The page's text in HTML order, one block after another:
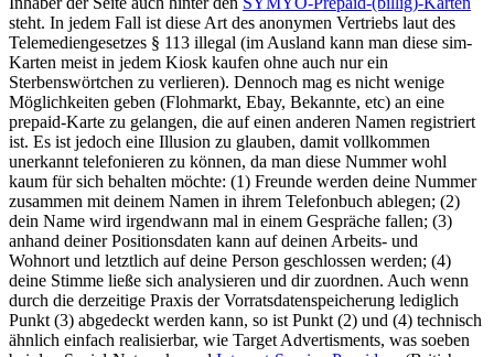
steht. In jedem Fall ist diese Art des anonymen Vertriebs laut des
Telemediengesetzes § 113 illegal (im Ausland kann man diese sim-
Karten meist in jedem Kiosk kaufen ohne auch nur ein
Sterbenswörtchen zu verlieren). Dennoch mag es nicht wenige
Möglichkeiten geben (Flohmarkt, Ebay, Bekannte, etc) an eine
prepaid-Karte zu gelangen, die auf einen anderen Namen registriert
ist. Es ist jedoch eine Illusion zu glauben, damit vollkommen
unerkannt telefonieren zu können, da man diese Nummer wohl
kaum für sich behalten möchte: (1) Freunde werden deine Nummer
zusammen mit deinem Namen in ihrem Telefonbuch ablegen; (2)
dein Name wird irgendwann mal in einem Gespräche fallen; (3)
anhand deiner Positionsdaten kann auf deinen Arbeits- und
Wohnort und letztlich auf deine Person geschlossen werden; (4)
deine Stimme ließe sich analysieren und dir zuordnen. Auch wenn
durch die derzeitige Praxis der Vorratsdatenspeicherung lediglich
Punkt (3) abgedeckt werden kann, so ist Punkt (2) und (4) technisch
ähnlich einfach realisierbar, wie Target Advertisments, was soeben